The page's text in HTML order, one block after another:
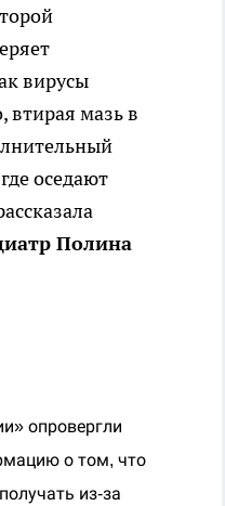
вирусы
втирая мазь в
оседают
Полина
опровергли
о том, что
из-за